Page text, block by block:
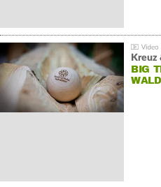
Kreuz
BIG